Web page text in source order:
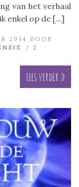
van het verhaal
enkel op de […]
2014 DOOR
/ 2
Lees verder »